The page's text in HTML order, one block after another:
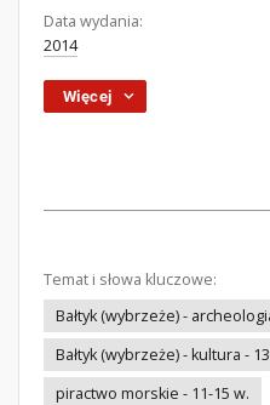
Data wydania:
2014
Więcej
Temat i słowa kluczowe:
Bałtyk (wybrzeże) -
Bałtyk (wybrzeże) - kultura -
piractwo morskie - 11-15 w.